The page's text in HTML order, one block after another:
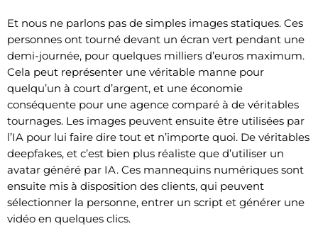
Et nous ne parlons pas de simples images statiques. Ces
personnes ont tourné devant un écran vert pendant une
demi-journée, pour quelques milliers d’euros maximum.
Cela peut représenter une véritable manne pour
quelqu’un à court d’argent, et une économie
conséquente pour une agence comparé à de véritables
tournages. Les images peuvent ensuite être utilisées par
l’IA pour lui faire dire tout et n’importe quoi. De véritables
deepfakes, et c’est bien plus réaliste que d’utiliser un
avatar généré par IA. Ces mannequins numériques sont
ensuite mis à disposition des clients, qui peuvent
sélectionner la personne, entrer un script et générer une
vidéo en quelques clics.